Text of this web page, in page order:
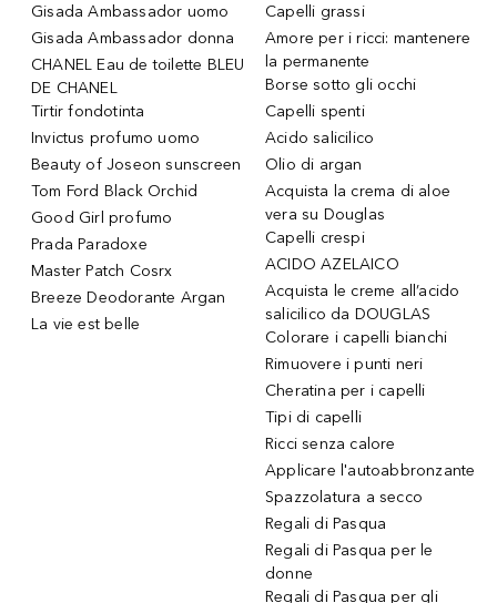
Gisada Ambassador uomo
Gisada Ambassador donna
CHANEL Eau de toilette BLEU
DE CHANEL
Tirtir fondotinta
Invictus profumo uomo
Beauty of Joseon sunscreen
Tom Ford Black Orchid
Good Girl profumo
Prada Paradoxe
Master Patch Cosrx
Breeze Deodorante Argan
La vie est belle
Capelli grassi
Amore per i ricci: mantenere
la permanente
Borse sotto gli occhi
Capelli spenti
Acido salicilico
Olio di argan
Acquista la crema di aloe
vera su Douglas
Capelli crespi
ACIDO AZELAICO
Acquista le creme all’acido
salicilico da DOUGLAS
Colorare i capelli bianchi
Rimuovere i punti neri
Cheratina per i capelli
Tipi di capelli
Ricci senza calore
Applicare l'autoabbronzante
Spazzolatura a secco
Regali di Pasqua
Regali di Pasqua per le
donne
Regali di Pasqua per gli